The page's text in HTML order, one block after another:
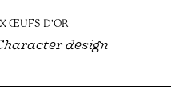
ŒUFS D'OR
design